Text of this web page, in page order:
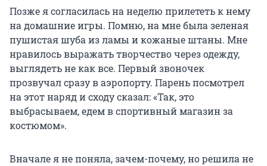
Позже я согласилась на неделю прилететь к нему
на домашние игры. Помню, на мне была зеленая
пушистая шуба из ламы и кожаные штаны. Мне
нравилось выражать творчество через одежду,
выглядеть не как все. Первый звоночек
прозвучал сразу в аэропорту. Парень посмотрел
на этот наряд и сходу сказал: «Так, это
выбрасываем, едем в спортивный магазин за
костюмом».
Вначале я не поняла, зачем-почему, но решила не